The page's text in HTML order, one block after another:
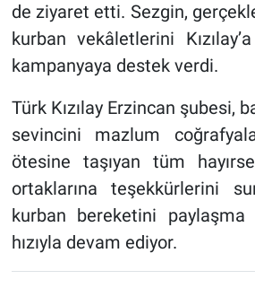
de ziyaret etti. Sezgin,
kurban vekâletlerini
kampanyaya destek verdi.
Türk Kızılay Erzincan şubesi,
sevincini mazlum
ötesine taşıyan tüm
ortaklarına teşekkürlerini
kurban bereketini
hızıyla devam ediyor.